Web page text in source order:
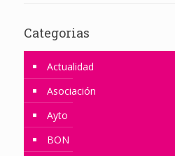
Categorias
Actualidad
Asociación
Ayto
BON